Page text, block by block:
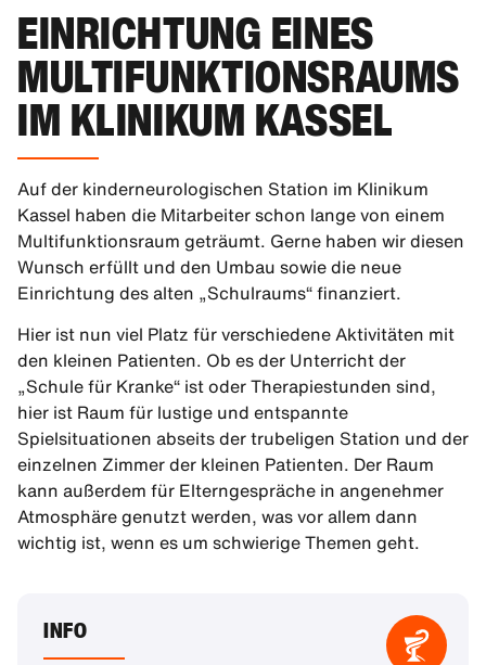
EINRICHTUNG EINES
MULTIFUNKTIONSRAUMS
IM KLINIKUM KASSEL
Auf der kinderneurologischen Station im Klinikum
Kassel haben die Mitarbeiter schon lange von einem
Multifunktionsraum geträumt. Gerne haben wir diesen
Wunsch erfüllt und den Umbau sowie die neue
Einrichtung des alten „Schulraums“ finanziert.
Hier ist nun viel Platz für verschiedene Aktivitäten mit
den kleinen Patienten. Ob es der Unterricht der
„Schule für Kranke“ ist oder Therapiestunden sind,
hier ist Raum für lustige und entspannte
Spielsituationen abseits der trubeligen Station und der
einzelnen Zimmer der kleinen Patienten. Der Raum
kann außerdem für Elterngespräche in angenehmer
Atmosphäre genutzt werden, was vor allem dann
wichtig ist, wenn es um schwierige Themen geht.
INFO